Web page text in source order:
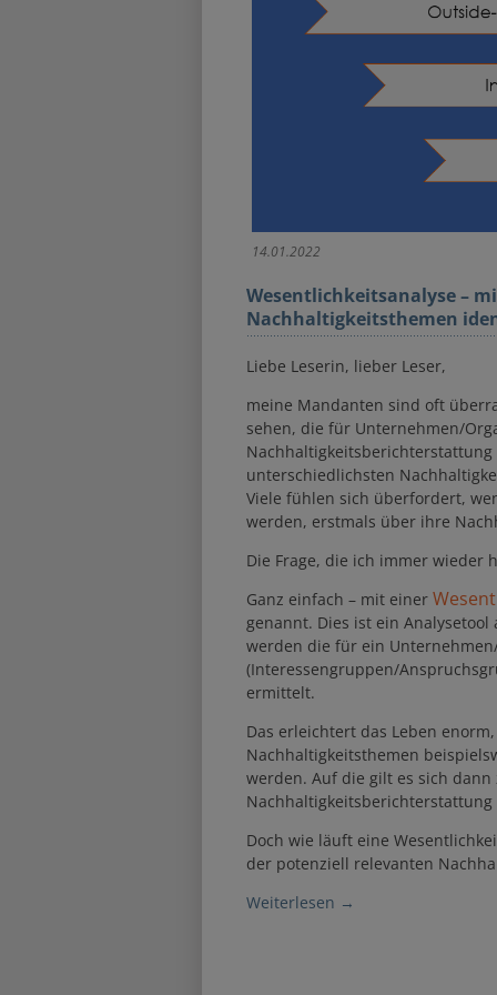
14.01.2022
Wesentlichkeitsanalyse –
Nachhaltigkeitsthemen
Liebe Leserin, lieber Leser,
meine Mandanten sind oft
sehen, die für Unternehmen/
Nachhaltigkeitsberichterstattung
unterschiedlichsten
Viele fühlen sich überfordert,
werden, erstmals über ihre
Die Frage, die ich immer wieder
Ganz einfach – mit einer
genannt. Dies ist ein
werden die für ein
(Interessengruppen/
ermittelt.
Das erleichtert das Leben
Nachhaltigkeitsthemen
werden. Auf die gilt es sich
Doch wie läuft eine
der potenziell relevanten
Weiterlesen →